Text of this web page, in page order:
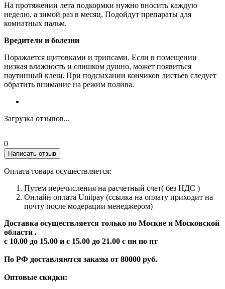
На протяжении лета подкормки нужно вносить каждую
неделю, а зимой раз в месяц. Подойдут препараты для
комнатных пальм.
Вредители и болезни
Поражается щитовками и трипсами. Если в помещении
низкая влажность и слишком душно, может появиться
паутинный клещ. При подсыхании кончиков листьев следует
обратить внимание на режим полива.
Загрузка отзывов...
0
Написать отзыв
Оплата товара осуществляется:
Путем перечисления на расчетный счет( без НДС )
Онлайн оплата Unitpay (ссылка на оплату приходит на
почту после модерации менеджером)
Доставка осуществляется только по Москве и Московской
области .
с 10.00 до 15.00 и с 15.00 до 21.00 с пн по пт
По РФ доставляются заказы от 80000 руб.
Оптовые скидки: